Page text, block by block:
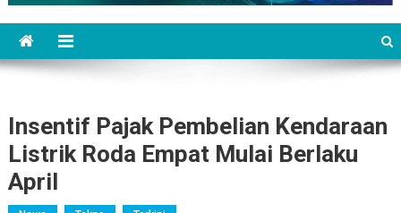
Insentif Pajak Pembelian Kendaraan
Listrik Roda Empat Mulai Berlaku
April